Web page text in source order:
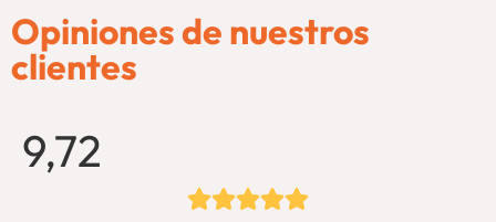
Opiniones de nuestros
clientes
9,72